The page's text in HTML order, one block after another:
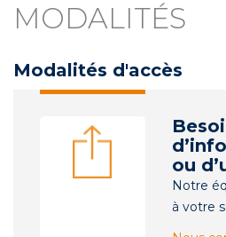
MODALITÉS
Modalités d'accès
ou
Notre
à votre